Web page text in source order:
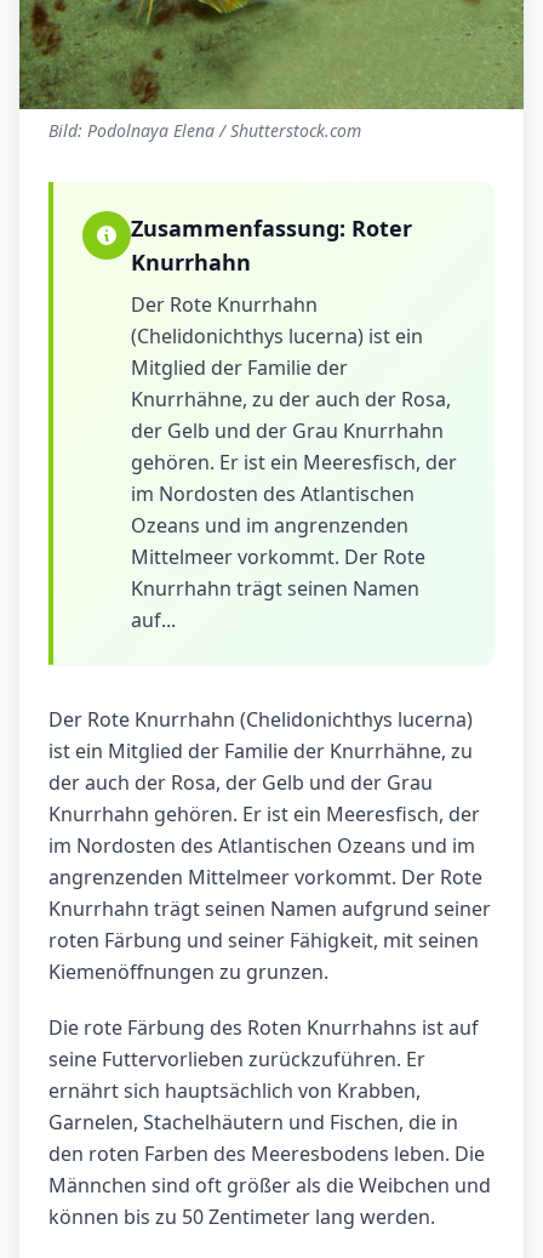
Bild: Podolnaya Elena / Shutterstock.com
Zusammenfassung: Roter
Knurrhahn
Der Rote Knurrhahn
(Chelidonichthys lucerna) ist ein
Mitglied der Familie der
Knurrhähne, zu der auch der Rosa,
der Gelb und der Grau Knurrhahn
gehören. Er ist ein Meeresfisch, der
im Nordosten des Atlantischen
Ozeans und im angrenzenden
Mittelmeer vorkommt. Der Rote
Knurrhahn trägt seinen Namen
auf...
Der Rote Knurrhahn (Chelidonichthys lucerna)
ist ein Mitglied der Familie der Knurrhähne, zu
der auch der Rosa, der Gelb und der Grau
Knurrhahn gehören. Er ist ein Meeresfisch, der
im Nordosten des Atlantischen Ozeans und im
angrenzenden Mittelmeer vorkommt. Der Rote
Knurrhahn trägt seinen Namen aufgrund seiner
roten Färbung und seiner Fähigkeit, mit seinen
Kiemenöffnungen zu grunzen.
Die rote Färbung des Roten Knurrhahns ist auf
seine Futtervorlieben zurückzuführen. Er
ernährt sich hauptsächlich von Krabben,
Garnelen, Stachelhäutern und Fischen, die in
den roten Farben des Meeresbodens leben. Die
Männchen sind oft größer als die Weibchen und
können bis zu 50 Zentimeter lang werden.